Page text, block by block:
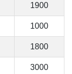
1900
1000
1800
3000